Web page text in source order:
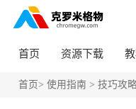
首页 资源下载
首页> 使用指南 > 技巧攻